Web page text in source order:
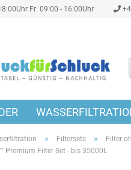
Fr: 09:00 - 16:00Uhr
» Filtersets » Filter
Premium Filter Set - bis 35000L